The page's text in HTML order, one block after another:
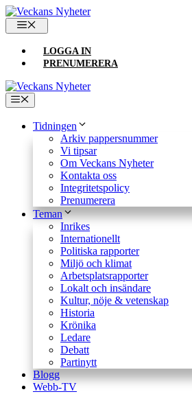
Hoppa
till
innehåll
LOGGA IN
PRENUMERERA
Meny
Tidningen
Arkiv pappersnummer
Vi tipsar
Om Veckans Nyheter
Kontakta oss
Integritetspolicy
Prenumerera
Teman
Inrikes
Internationellt
Politiska rapporter
Miljö och klimat
Arbetsplatsrapporter
Lokalt och insändare
Kultur, nöje & vetenskap
Historia
Krönika
Ledare
Debatt
Partinytt
Blogg
Webb-TV